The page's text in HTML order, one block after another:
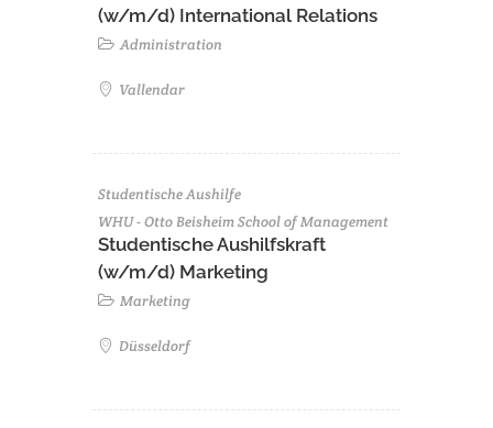
(w/m/d) International Relations
Administration
Vallendar
Studentische Aushilfe
WHU - Otto Beisheim School of Management
Studentische Aushilfskraft
(w/m/d) Marketing
Marketing
Düsseldorf